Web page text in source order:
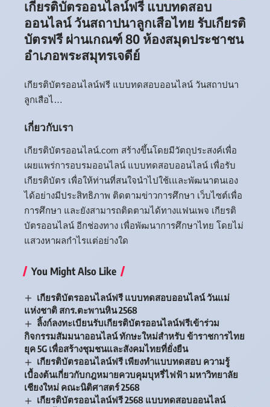
เกียรติบัตรออนไลน์ฟรี แบบทดสอบ
ออนไลน์ วันสถาปนาลูกเสือไทย รับเกียรติ
บัตรฟรี ผ่านเกณฑ์ 80 ห้องสมุดประชาชน
อำเภอพระสมุทรเจดีย์
เกียรติบัตรออนไลน์ฟรี แบบทดสอบออนไลน์ วันสถาปนา
ลูกเสือไ…
เกี่ยวกับเรา
เกียรติบัตรออนไลน์.com สร้างขึ้นโดยมีวัตถุประสงค์เพื่อ
เผยแพร่การอบรมออนไลน์ แบบทดสอบออนไลน์ เพื่อรับ
เกียรติบัตร เพื่อให้ท่านที่สนใจนำไปใช้เและพัฒนาตนเอง
ได้อย่างมีประสิทธิภาพ ติดตามข่าวการศึกษา เว็บไซต์เพื่อ
การศึกษา และยังสามารถติดตามได้ทางแฟนเพจ เกียรติ
บัตรออนไลน์ อีกช่องทาง เพื่อพัฒนาการศึกษาไทย โดยไม่
แสวงหาผลกำไรแต่อย่างใด
You Might Also Like
เกียรติบัตรออนไลน์ฟรี แบบทดสอบออนไลน์ วันแม่
แห่งชาติ สกร.ตะพานหิน 2568
ลิ้งก์ลงทะเบียนรับเกียรติบัตรออนไลน์ฟรีเข้าร่วม
กิจกรรมสัมมนาออนไลน์ ทักษะใหม่สำหรับ ข้าราชการไทย
ยุค 5G เพื่อสร้างชุมชนและสังคมไทยที่ยั่งยืน
เกียรติบัตรออนไลน์ฟรี เพียงทำแบบทดสอบ ความรู้
เบื้องต้นเกี่ยวกับกฎหมายควบคุมบุหรี่ไฟฟ้า มหาวิทยาลัย
เชียงใหม่ คณะนิติศาสตร์ 2568
เกียรติบัตรออนไลน์ฟรี 2568 แบบทดสอบออนไลน์